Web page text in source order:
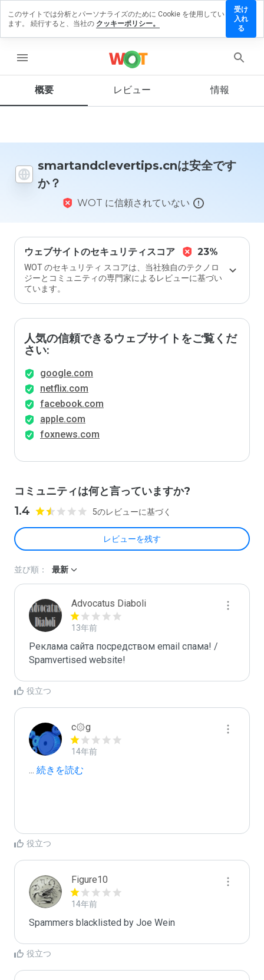
menu
概要 レビュー 情報
smartandclevertips.cnは安全です
か？
WOT に信頼されていない
ウェブサイトのセキュリティスコア 23%
WOT のセキュリティ スコアは、当社独自のテクノロ
ジーとコミュニティの専門家によるレビューに基づい
ています。
人気の信頼できるウェブサイトをご覧くだ
さい:
google.com
netflix.com
facebook.com
apple.com
foxnews.com
コミュニティは何と言っていますか?
1.4 5のレビューに基づく
レビューを残す
ーを残す
ウェ
を1
間
で、
ます
か？
並び順： 最新
Advocatus Diaboli
13年前
Реклама сайта посредством email спама! /
Spamvertised website!
役立つ
c۞g
14年前
... 続きを読む
役立つ
Figure10
14年前
Spammers blacklisted by Joe Wein
役立つ
このサイトでは分析とパーソナライズのために Cookie を使用してい
ます。 続行すると、当社の クッキーポリシー。
受け
入れ
る